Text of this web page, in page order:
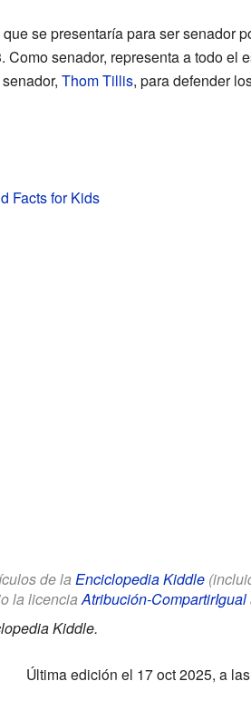
se presentaría para ser senador
Como senador, representa a todo el
Thom Tillis, para defender
Facts for Kids
de la Enciclopedia Kiddle
la licenciaAtribución-CompartirIgual
Kiddle.
Última edición el 17 oct 2025, a